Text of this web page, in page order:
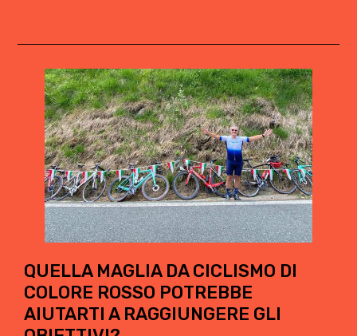
QUELLA MAGLIA DA CICLISMO DI
COLORE ROSSO POTREBBE
AIUTARTI A RAGGIUNGERE GLI